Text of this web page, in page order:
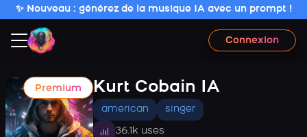
✨ Nouveau : générez de la musique IA avec un prompt !
Connexion
Premium Kurt Cobain IA
american singer
36.1k uses